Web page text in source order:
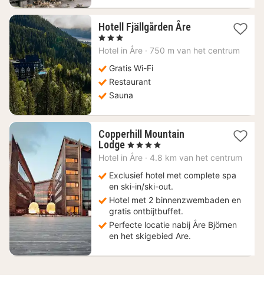
Hotell Fjällgården Åre1
vanaf
, 3 Sterren
Hotel in Åre · 750 m van het centrum
Gratis Wi-Fi
Restaurant
Sauna
Copperhill Mountain
Lodge 1
nacht
195,16
€
, 4 Sterren
Hotel in Åre · 4.8 km van het centrum
Exclusief hotel met complete spa
en ski-in/ski-out.
Hotel met 2 binnenzwembaden en
gratis ontbijtbuffet.
Perfecte locatie nabij Åre Björnen
en het skigebied Are.